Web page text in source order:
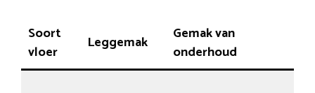
Soort
vloer
Leggemak
Gemak van
onderhoud